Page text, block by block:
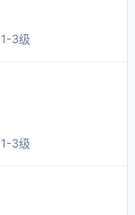
1-3级
1-3级